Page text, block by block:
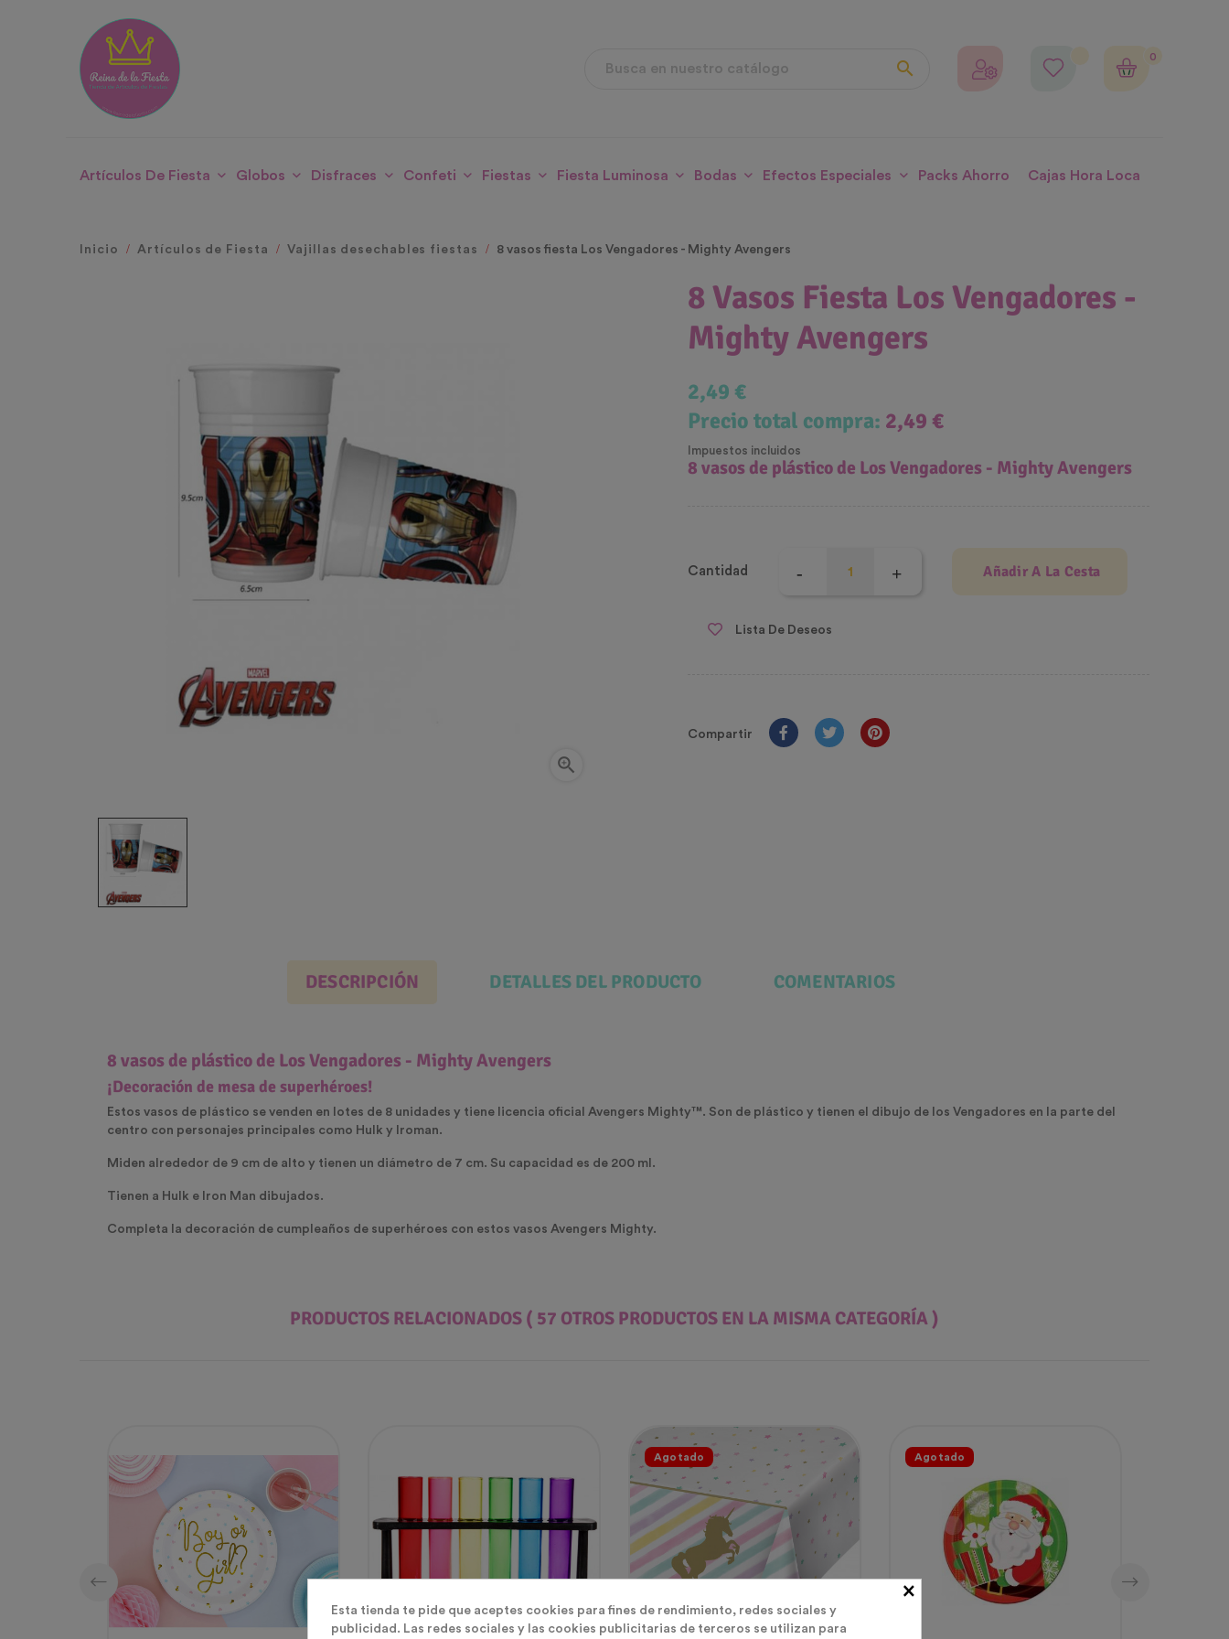

0
Artículos De Fiesta Globos Disfraces Confeti Fiestas Fiesta Luminosa Bodas Efectos Especiales Packs Ahorro Cajas Hora Loca
Inicio Artículos de Fiesta Vajillas desechables fiestas 8 vasos fiesta Los Vengadores - Mighty Avengers

8 Vasos Fiesta Los Vengadores -
Mighty Avengers
2,49 €
Precio total compra: 2,49 €
Impuestos incluidos
8 vasos de plástico de Los Vengadores - Mighty Avengers
Cantidad Añadir A La Cesta
Lista De Deseos
Compartir
DESCRIPCIÓN DETALLES DEL PRODUCTO COMENTARIOS
8 vasos de plástico de Los Vengadores - Mighty Avengers
¡Decoración de mesa de superhéroes!
Estos vasos de plástico se venden en lotes de 8 unidades y tiene licencia oficial Avengers Mighty™. Son de plástico y tienen el dibujo de los Vengadores en la parte del
centro con personajes principales como Hulk y Iroman.
Miden alrededor de 9 cm de alto y tienen un diámetro de 7 cm. Su capacidad es de 200 ml.
Tienen a Hulk e Iron Man dibujados.
Completa la decoración de cumpleaños de superhéroes con estos vasos Avengers Mighty.
PRODUCTOS RELACIONADOS ( 57 OTROS PRODUCTOS EN LA MISMA CATEGORÍA )
Agotado Agotado
×
Esta tienda te pide que aceptes cookies para fines de rendimiento, redes sociales y
publicidad. Las redes sociales y las cookies publicitarias de terceros se utilizan para